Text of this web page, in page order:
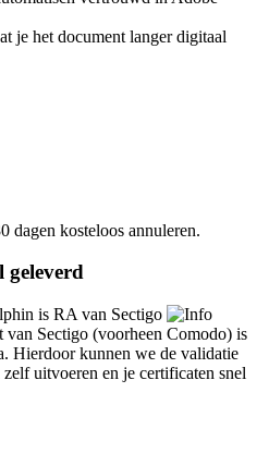
je het document langer digitaal
dagen kosteloos annuleren.
geleverd
is RA van Sectigo
Sectigo (voorheen Comodo) is
Hierdoor kunnen we de validatie
uitvoeren en je certificaten snel